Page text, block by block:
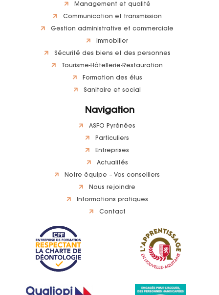
Management et qualité
Communication et transmission
Gestion administrative et commerciale
Immobilier
Sécurité des biens et des personnes
Tourisme-Hôtellerie-Restauration
Formation des élus
Sanitaire et social
Navigation
ASFO Pyrénées
Particuliers
Entreprises
Actualités
Notre équipe – Vos conseillers
Nous rejoindre
Informations pratiques
Contact